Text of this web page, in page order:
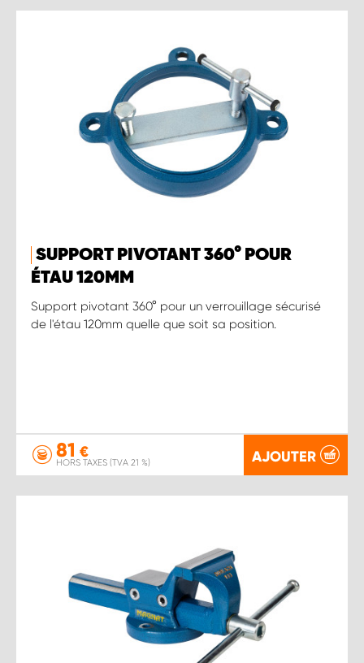
SUPPORT PIVOTANT 360° POUR
ÉTAU 120MM
Support pivotant 360° pour un verrouillage sécurisé
de l'étau 120mm quelle que soit sa position.
81 €
HORS TAXES (TVA 21 %) AJOUTER